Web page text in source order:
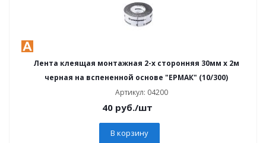
Лента клеящая монтажная 2-х сторонняя 30мм х 2м
черная на вспененной основе "ЕРМАК" (10/300)
Артикул: 04200
40руб./шт
В корзину